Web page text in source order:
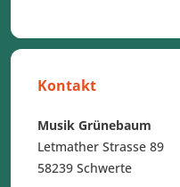
Kontakt
Musik Grünebaum
Letmather Strasse 89
58239 Schwerte